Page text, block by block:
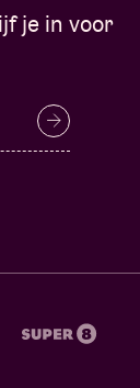
je in voor